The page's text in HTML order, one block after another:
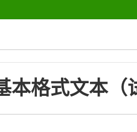
格式文本（